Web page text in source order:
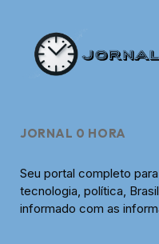
JORNAL 0 HORA
Seu portal completo
tecnologia, política,
informado com as